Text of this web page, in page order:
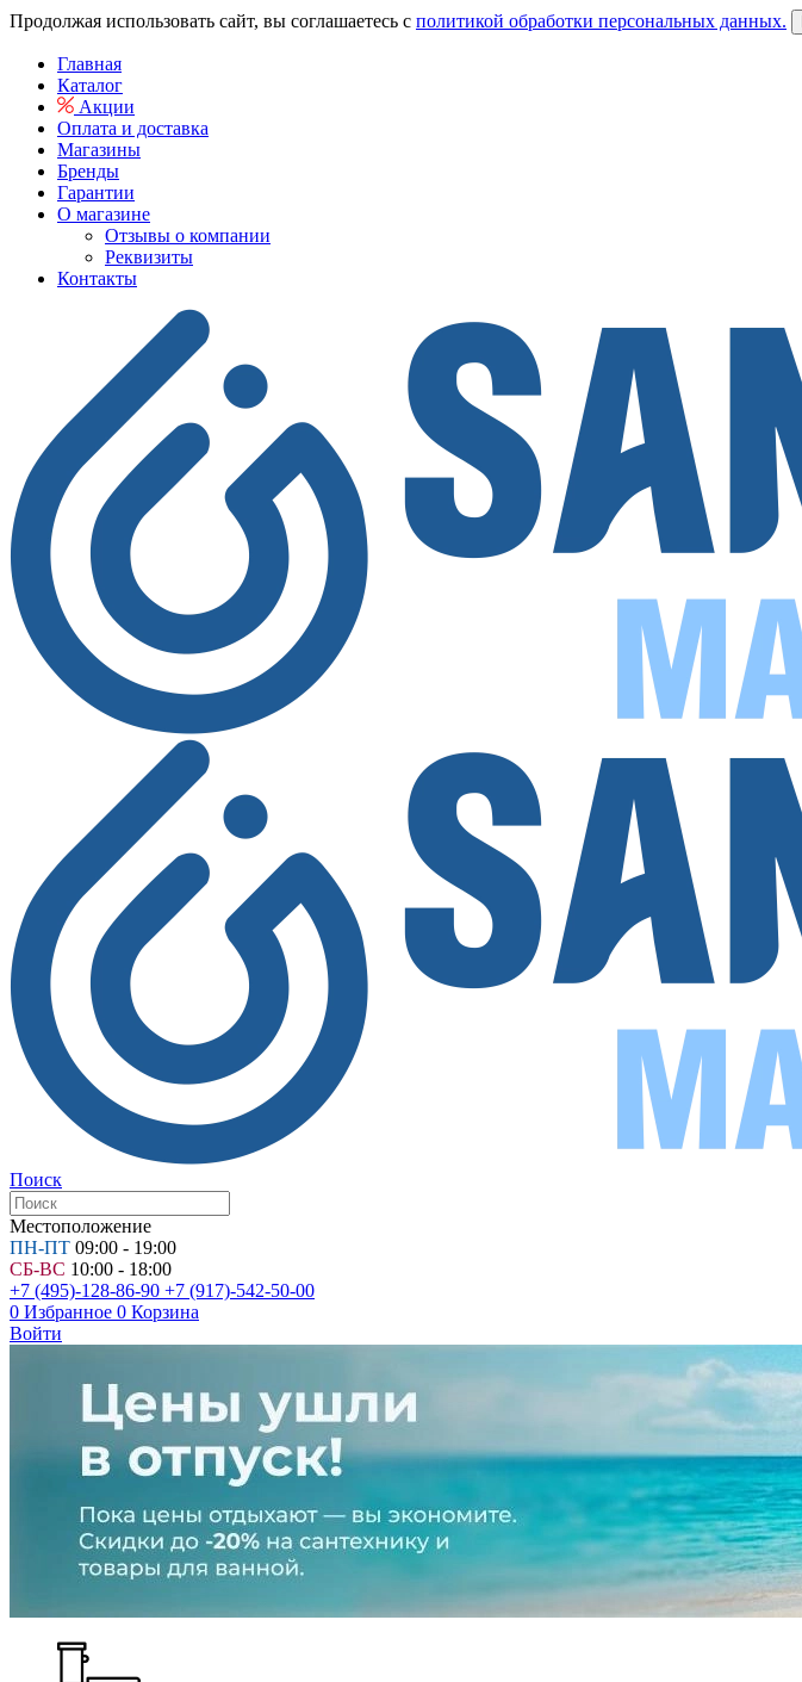
Продолжая использовать сайт, вы соглашаетесь с политикой обработки персональных данных.
Главная
Каталог
Акции
Оплата и доставка
Магазины
Бренды
Гарантии
О магазине
Отзывы о компании
Реквизиты
Контакты
Поиск
Местоположение
ПН-ПТ 09:00 - 19:00
СБ-ВС 10:00 - 18:00
+7 (495)-128-86-90 +7 (917)-542-50-00
0 Избранное 0 Корзина
Войти